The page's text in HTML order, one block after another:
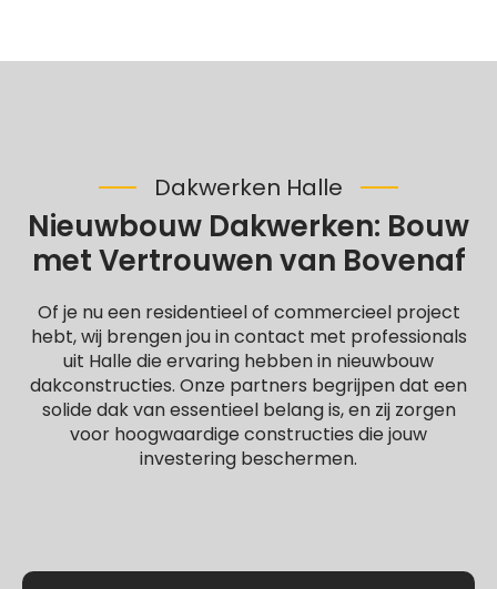
Dakwerken Halle
Nieuwbouw Dakwerken: Bouw
met Vertrouwen van Bovenaf
Of je nu een residentieel of commercieel project
hebt, wij brengen jou in contact met professionals
uit Halle die ervaring hebben in nieuwbouw
dakconstructies. Onze partners begrijpen dat een
solide dak van essentieel belang is, en zij zorgen
voor hoogwaardige constructies die jouw
investering beschermen.